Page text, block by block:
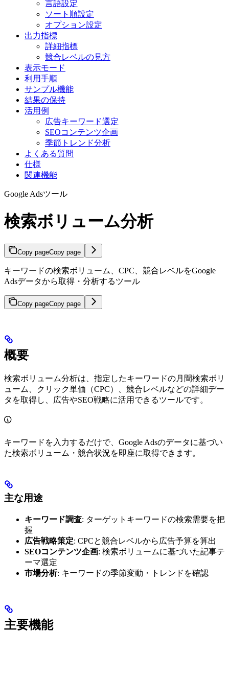
言語設定
ソート順設定
オプション設定
出力指標
詳細指標
競合レベルの見方
表示モード
利用手順
サンプル機能
結果の保持
活用例
広告キーワード選定
SEOコンテンツ企画
季節トレンド分析
よくある質問
仕様
関連機能
Google Adsツール
検索ボリューム分析
Copy pageCopy page
キーワードの検索ボリューム、CPC、競合レベルをGoogle
Adsデータから取得・分析するツール
Copy pageCopy page
概要
検索ボリューム分析は、指定したキーワードの月間検索ボリ
ューム、クリック単価（CPC）、競合レベルなどの詳細デー
タを取得し、広告やSEO戦略に活用できるツールです。
キーワードを入力するだけで、Google Adsのデータに基づい
た検索ボリューム・競合状況を即座に取得できます。
主な用途
キーワード調査: ターゲットキーワードの検索需要を把
握
広告戦略策定: CPCと競合レベルから広告予算を算出
SEOコンテンツ企画: 検索ボリュームに基づいた記事テ
ーマ選定
市場分析: キーワードの季節変動・トレンドを確認
主要機能